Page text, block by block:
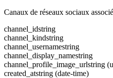
Canaux de réseaux sociaux
channel_idstring
channel_kindstring
channel_usernamestring
channel_display_namestring
channel_profile_image_urlstring
created_atstring (date-time)